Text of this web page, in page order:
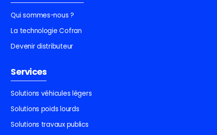
Qui sommes-nous ?
La technologie Cofran
Devenir distributeur
Services
Solutions véhicules légers
Solutions poids lourds
Solutions travaux publics